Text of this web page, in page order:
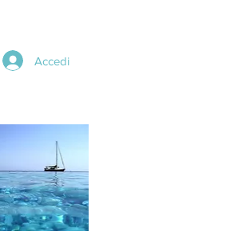
Accedi